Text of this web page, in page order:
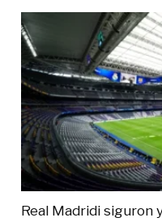
Real Madridi siguron